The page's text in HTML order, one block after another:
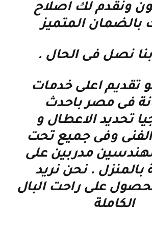
ونقدم لك اصلاح
بالضمان المتميز
نصل فى الحال .
تقديم اعلى خدمات
فى مصر باحدث
تحديد الاعطال و
وفى جميع تحت
مدربين على
بالمنزل . نحن نريد
على راحت البال
الكاملة